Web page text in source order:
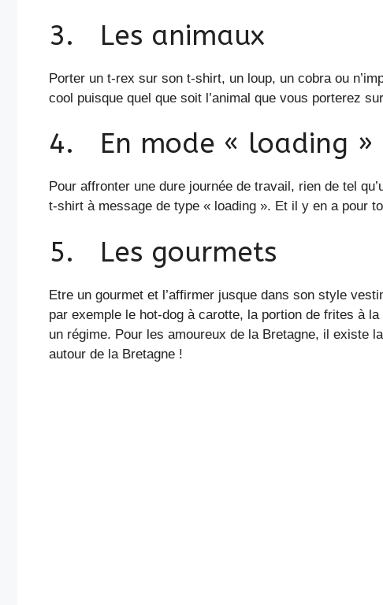
3. Les animaux
Porter un t-rex sur son t-shirt, un loup, un cobra ou
cool puisque quel que soit l’animal que vous porterez
4. En mode « loading »
Pour affronter une dure journée de travail, rien de tel
t-shirt à message de type « loading ». Et il y en a
5. Les gourmets
Etre un gourmet et l’affirmer jusque dans son style
par exemple le hot-dog à carotte, la portion de frites à
un régime. Pour les amoureux de la Bretagne, il existe
autour de la Bretagne !